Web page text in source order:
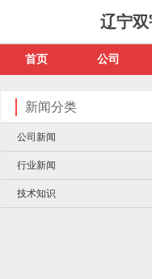
辽宁双
首页 公司
新闻分类
公司新闻
行业新闻
技术知识